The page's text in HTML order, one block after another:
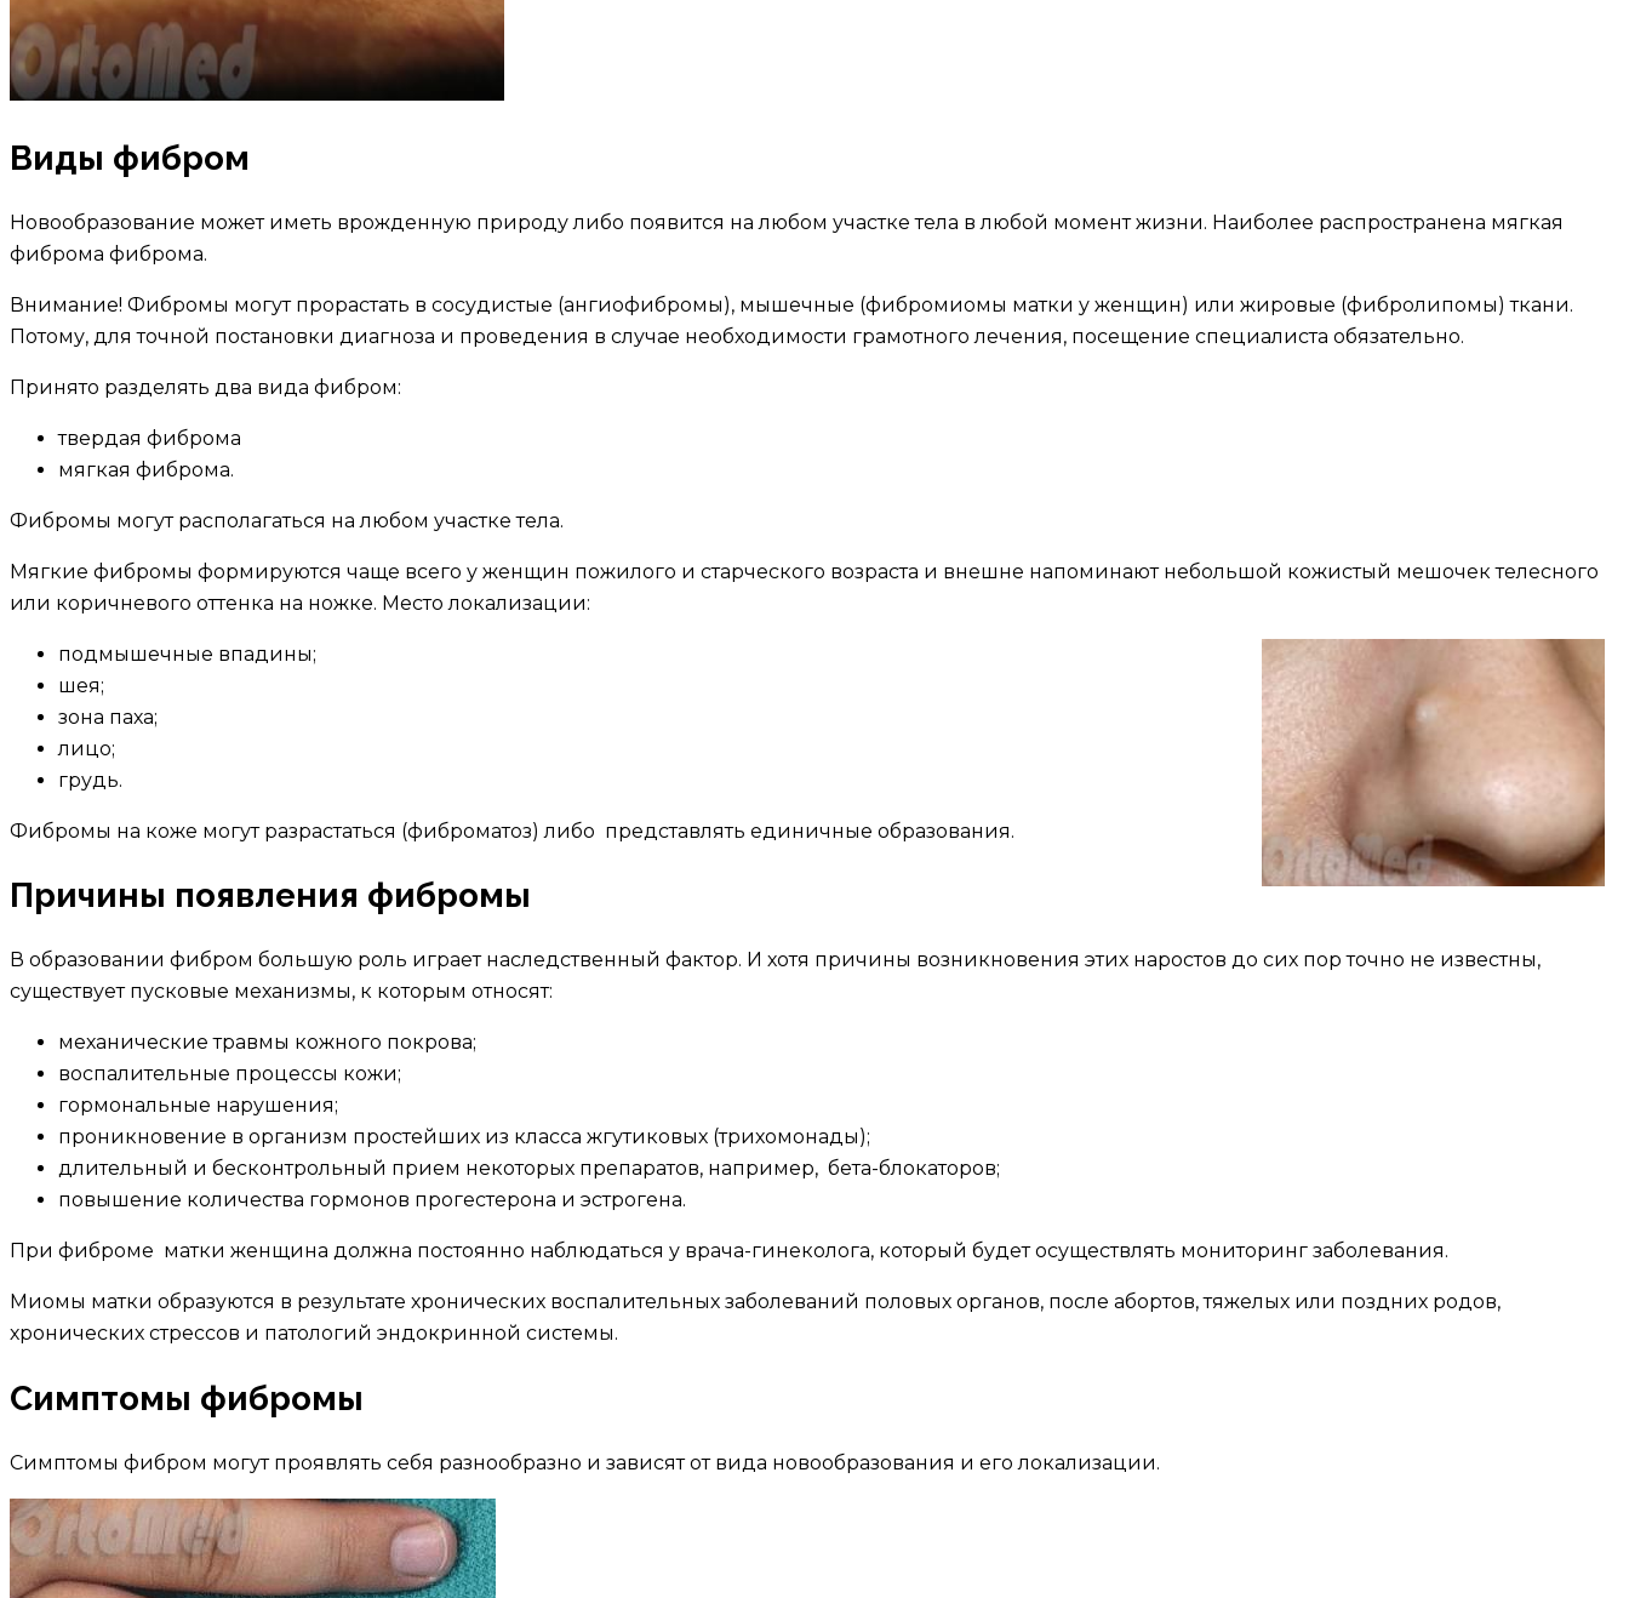
Виды фибром
Новообразование может иметь врожденную природу либо появится на любом участке тела в любой момент жизни. Наиболее распространена мягкая
фиброма фиброма.
Внимание! Фибромы могут прорастать в сосудистые (ангиофибромы), мышечные (фибромиомы матки у женщин) или жировые (фибролипомы) ткани.
Потому, для точной постановки диагноза и проведения в случае необходимости грамотного лечения, посещение специалиста обязательно.
Принято разделять два вида фибром:
твердая фиброма
мягкая фиброма.
Фибромы могут располагаться на любом участке тела.
Мягкие фибромы формируются чаще всего у женщин пожилого и старческого возраста и внешне напоминают небольшой кожистый мешочек телесного
или коричневого оттенка на ножке. Место локализации:
подмышечные впадины;
шея;
зона паха;
лицо;
грудь.
Фибромы на коже могут разрастаться (фиброматоз) либо представлять единичные образования.
Причины появления фибромы
В образовании фибром большую роль играет наследственный фактор. И хотя причины возникновения этих наростов до сих пор точно не известны,
существует пусковые механизмы, к которым относят:
механические травмы кожного покрова;
воспалительные процессы кожи;
гормональные нарушения;
проникновение в организм простейших из класса жгутиковых (трихомонады);
длительный и бесконтрольный прием некоторых препаратов, например, бета-блокаторов;
повышение количества гормонов прогестерона и эстрогена.
При фиброме матки женщина должна постоянно наблюдаться у врача-гинеколога, который будет осуществлять мониторинг заболевания.
Миомы матки образуются в результате хронических воспалительных заболеваний половых органов, после абортов, тяжелых или поздних родов,
хронических стрессов и патологий эндокринной системы.
Симптомы фибромы
Симптомы фибром могут проявлять себя разнообразно и зависят от вида новообразования и его локализации.